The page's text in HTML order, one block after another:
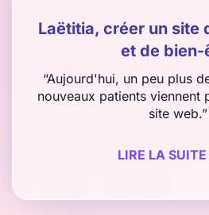
Laëtitia, créer un site
et de bien-
“Aujourd'hui, un peu plus
nouveaux patients viennent
site web.”
LIRE LA SUITE